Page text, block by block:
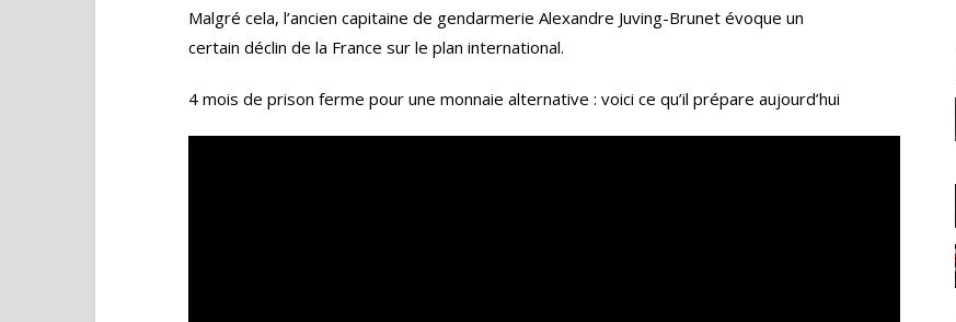
Malgré cela, l’ancien capitaine de gendarmerie Alexandre Juving-Brunet évoque un
certain déclin de la France sur le plan international.
4 mois de prison ferme pour une monnaie alternative : voici ce qu’il prépare aujourd’hui